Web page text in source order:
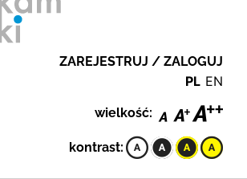
ZAREJESTRUJ / ZALOGUJ
PL EN
wielkość:
kontrast: